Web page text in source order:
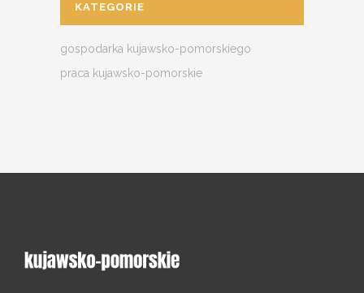
KATEGORIE
gospodarka kujawsko-pomorskiego
praca kujawsko-pomorskie